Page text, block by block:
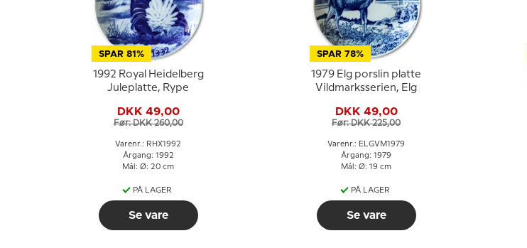
SPAR 81%
1992 Royal Heidelberg
Juleplatte, Rype
DKK 49,00
Før: DKK 260,00
Varenr.: RHX1992
Årgang: 1992
Mål: Ø: 20 cm
PÅ LAGER
Se vare
SPAR 78%
1979 Elg porslin platte
Vildmarksserien, Elg
DKK 49,00
Før: DKK 225,00
Varenr.: ELGVM1979
Årgang: 1979
Mål: Ø: 19 cm
PÅ LAGER
Se vare